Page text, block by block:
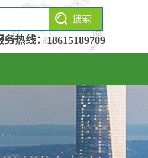
务热线：18615189709